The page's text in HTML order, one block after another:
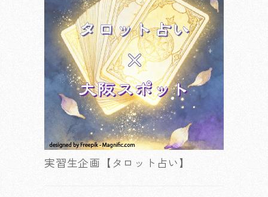
実習生企画【タロット占い】